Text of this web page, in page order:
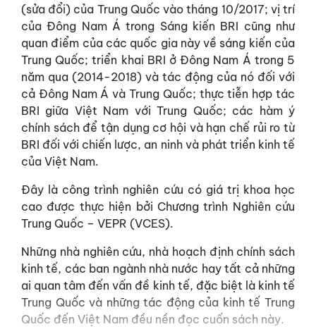
(sửa đổi) của Trung Quốc vào tháng 10/2017; vị trí
của Đông Nam Á trong Sáng kiến BRI cũng như
quan điểm của các quốc gia này về sáng kiến của
Trung Quốc; triển khai BRI ở Đông Nam Á trong 5
năm qua (2014-2018) và tác động của nó đối với
cả Đông Nam Á và Trung Quốc; thực tiễn hợp tác
BRI giữa Việt Nam với Trung Quốc; các hàm ý
chính sách để tận dụng cơ hội và hạn chế rủi ro từ
BRI đối với chiến lược, an ninh và phát triển kinh tế
của Việt Nam.
Đây là công trình nghiên cứu có giá trị khoa học
cao được thực hiện bởi Chương trình Nghiên cứu
Trung Quốc – VEPR (VCES).
Những nhà nghiên cứu, nhà hoạch định chính sách
kinh tế, các ban ngành nhà nước hay tất cả những
ai quan tâm đến vấn đề kinh tế, đặc biệt là kinh tế
Trung Quốc và những tác động của kinh tế Trung
Quốc đến Việt Nam đều nền đọc cuốn sách này.